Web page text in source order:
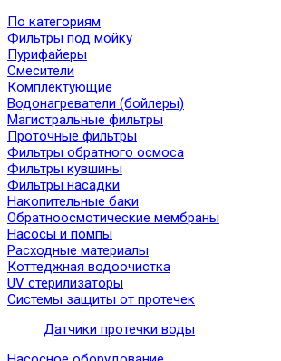
По категориям
Фильтры под мойку
Пурифайеры
Смесители
Комплектующие
Водонагреватели (бойлеры)
Магистральные фильтры
Проточные фильтры
Фильтры обратного осмоса
Фильтры кувшины
Фильтры насадки
Накопительные баки
Обратноосмотические мембраны
Насосы и помпы
Расходные материалы
Коттеджная водоочистка
UV стерилизаторы
Системы защиты от протечек
Датчики протечки воды